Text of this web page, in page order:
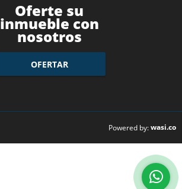
Oferte su
inmueble con
nosotros
OFERTAR
Powered by:wasi.co